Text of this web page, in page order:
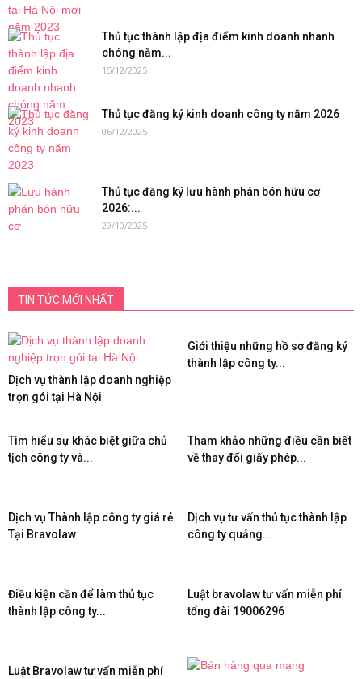
Thủ tục thành lập địa điểm kinh doanh nhanh
chóng năm...
15/12/2025
Thủ tục đăng ký kinh doanh công ty năm 2026
06/12/2025
Thủ tục đăng ký lưu hành phân bón hữu cơ
2026:...
29/10/2025
TIN TỨC MỚI NHẤT
Dịch vụ thành lập doanh nghiệp
trọn gói tại Hà Nội
Giới thiệu những hồ sơ đăng ký
thành lập công ty...
Tìm hiểu sự khác biệt giữa chủ
tịch công ty và...
Tham khảo những điều cần biết
về thay đổi giấy phép...
Dịch vụ Thành lập công ty giá rẻ
Tại Bravolaw
Dịch vụ tư vấn thủ tục thành lập
công ty quảng...
Điều kiện cần để làm thủ tục
thành lập công ty...
Luật bravolaw tư vấn miễn phí
tổng đài 19006296
Luật Bravolaw tư vấn miễn phí